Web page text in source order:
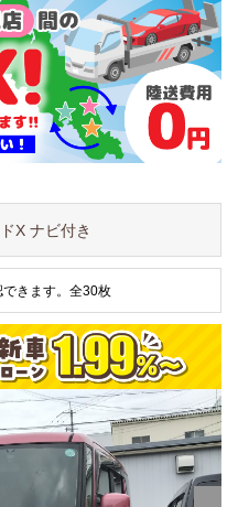
X ナビ付き
きます。 全30枚